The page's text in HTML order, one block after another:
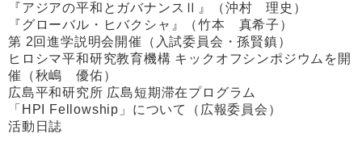
『アジアの平和とガバナンスⅡ』（沖村 理史）
『グローバル・ヒバクシャ』（竹本 真希子）
第 2回進学説明会開催（入試委員会・孫賢鎮）
ヒロシマ平和研究教育機構 キックオフシンポジウムを開
催（秋嶋 優佑）
広島平和研究所 広島短期滞在プログラム
「HPI Fellowship」について（広報委員会）
活動日誌